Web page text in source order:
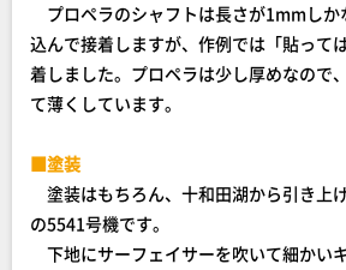
プロペラのシャフトは長さが1mmしか
込んで接着しますが、作例では「貼って
着しました。プロペラは少し厚めなので
て薄くしています。
■塗装
塗装はもちろん、十和田湖から引き上
の5541号機です。
下地にサーフェイサーを吹いて細かい